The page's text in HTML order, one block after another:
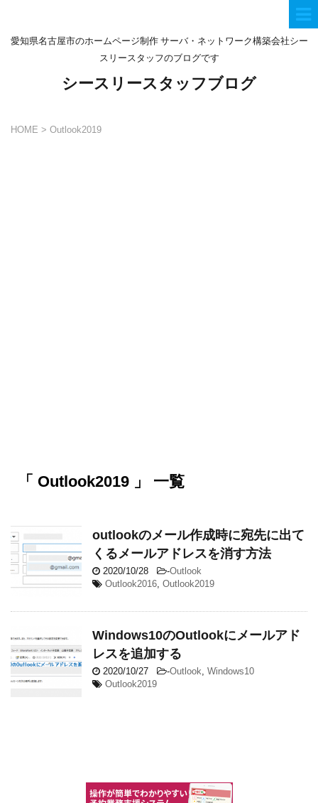
愛知県名古屋市のホームページ制作 サーバ・ネットワーク構築会社シー
スリースタッフのブログです
シースリースタッフブログ
HOME > Outlook2019
「 Outlook2019 」 一覧
outlookのメール作成時に宛先に出て
くるメールアドレスを消す方法
2020/10/28 -Outlook
Outlook2016, Outlook2019
Windows10のOutlookにメールアド
レスを追加する
2020/10/27 -Outlook, Windows10
Outlook2019